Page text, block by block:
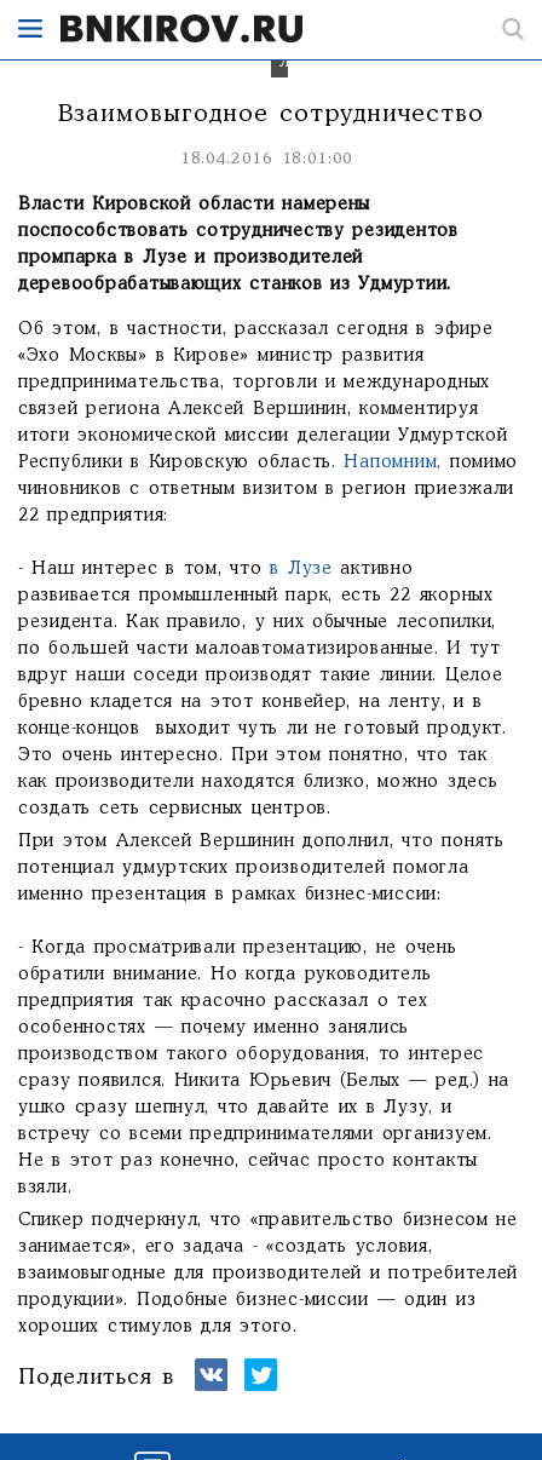
в
Лузе.
Взаимовыгодное сотрудничество
18.04.2016 18:01:00
Власти Кировской области намерены
поспособствовать сотрудничеству резидентов
промпарка в Лузе и производителей
деревообрабатывающих станков из Удмуртии.
Об этом, в частности, рассказал сегодня в эфире
«Эхо Москвы» в Кирове» министр развития
предпринимательства, торговли и международных
связей региона Алексей Вершинин, комментируя
итоги экономической миссии делегации Удмуртской
Республики в Кировскую область.Напомним, помимо
чиновников с ответным визитом в регион приезжали
22 предприятия:
- Наш интерес в том, чтов Лузе активно
развивается промышленный парк, есть 22 якорных
резидента. Как правило, у них обычные лесопилки,
по большей части малоавтоматизированные. И тут
вдруг наши соседи производят такие линии. Целое
бревно кладется на этот конвейер, на ленту, и в
конце-концов выходит чуть ли не готовый продукт.
Это очень интересно. При этом понятно, что так
как производители находятся близко, можно здесь
создать сеть сервисных центров.
При этом Алексей Вершинин дополнил, что понять
потенциал удмуртских производителей помогла
именно презентация в рамках бизнес-миссии:
- Когда просматривали презентацию, не очень
обратили внимание. Но когда руководитель
предприятия так красочно рассказал о тех
особенностях — почему именно занялись
производством такого оборудования, то интерес
сразу появился. Никита Юрьевич (Белых — ред.) на
ушко сразу шепнул, что давайте их в Лузу, и
встречу со всеми предпринимателями организуем.
Не в этот раз конечно, сейчас просто контакты
взяли.
Спикер подчеркнул, что «правительство бизнесом не
занимается», его задача - «создать условия,
взаимовыгодные для производителей и потребителей
продукции». Подобные бизнес-миссии — один из
хороших стимулов для этого.
Поделиться в